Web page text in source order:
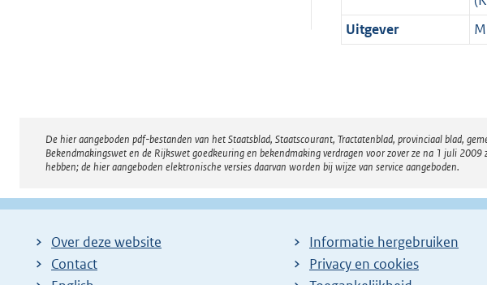
Uitgever
Disclaimer
De hier aangeboden pdf-bestanden van het Staatsblad, Staatscourant, Tractatenblad, provinciaal blad,
Bekendmakingswet en de Rijkswet goedkeuring en bekendmaking verdragen voor zover ze na 1 juli
hebben; de hier aangeboden elektronische versies daarvan worden bij wijze van service aangeboden.
Over deze website
Contact
Informatie hergebruiken
Privacy en cookies